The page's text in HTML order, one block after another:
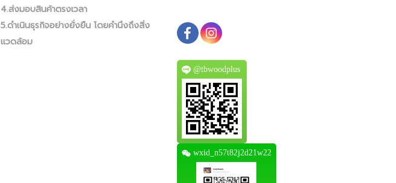
4.ส่งมอบสินค้าตรงเวลา
5.ดำเนินธุรกิจอย่างยั่งยืน โดยคำนึงถึงสิ่ง
แวดล้อม
@tbwoodplus
wxid_n57t82j2d21w22